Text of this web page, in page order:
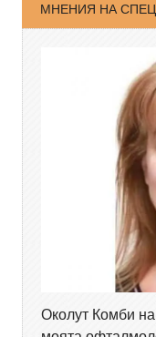
МНЕНИЯ НА
Околут Комби